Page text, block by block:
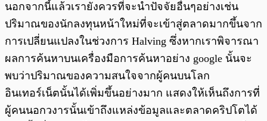
นอกจากนี้แล้วเรายังควรที่จะนำปัจจัยอื่นๆอย่างเช่น
ปริมาณของนักลงทุนหน้าใหม่ที่จะเข้าสู่ตลาดมากขึ้นจาก
การเปลี่ยนแปลงในช่วงการ Halving ซึ่งหากเราพิจารณา
ผลการค้นหาบนเครื่องมือการค้นหาอย่าง google นั้นจะ
พบว่าปริมาณของความสนใจจากผู้คนบนโลก
อินเทอร์เน็ตนั้นได้เพิ่มขึ้นอย่างมาก แสดงให้เห็นถึงการที่
ผู้คนนอกวงารนั้นเข้าถึงแหล่งข้อมูลและตลาดคริปโตได้